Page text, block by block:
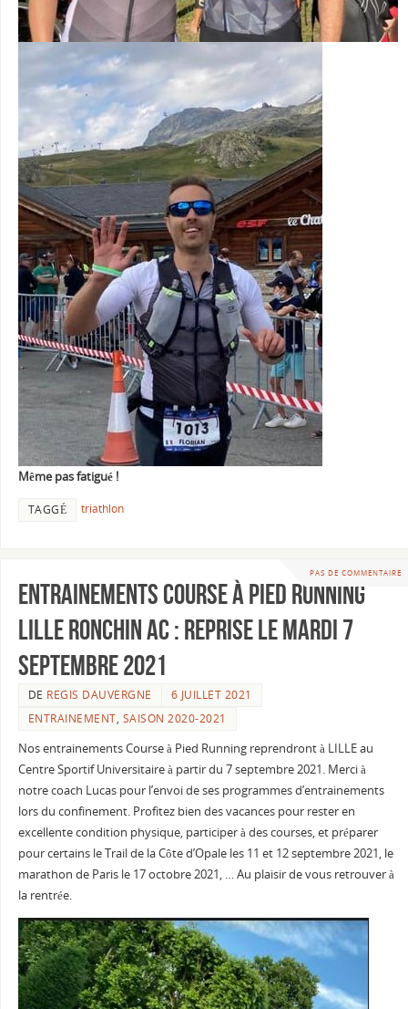
Même pas fatigué !
TAGGÉ triathlon
PAS DE COMMENTAIRE
Entrainements course à pied running
LILLE RONCHIN AC : reprise le mardi 7
septembre 2021
DE REGIS DAUVERGNE
6 JUILLET 2021
ENTRAINEMENT, SAISON 2020-2021
Nos entrainements Course à Pied Running reprendront à LILLE au
Centre Sportif Universitaire à partir du 7 septembre 2021. Merci à
notre coach Lucas pour l’envoi de ses programmes d’entrainements
lors du confinement. Profitez bien des vacances pour rester en
excellente condition physique, participer à des courses, et préparer
pour certains le Trail de la Côte d’Opale les 11 et 12 septembre 2021, le
marathon de Paris le 17 octobre 2021, … Au plaisir de vous retrouver à
la rentrée.